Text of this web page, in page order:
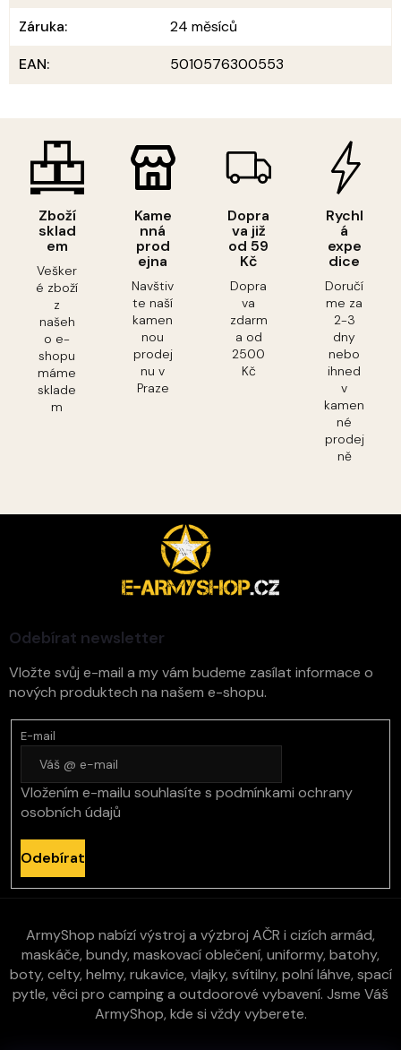
Zboží
sklad
em
Vešker
é zboží
z
našeh
o e-
shopu
máme
sklade
m
Kame
nná
prod
ejna
Navštiv
te naší
kamen
nou
prodej
nu v
Praze
Dopra
va již
od 59
Kč
Dopra
va
zdarm
a od
2500
Kč
Rychl
á
expe
dice
Doručí
me za
2-3
dny
nebo
ihned
v
kamen
né
prodej
ně
Záruka:
24 měsíců
EAN: 5010576300553
Odebírat newsletter
Vložte svůj e-mail a my vám budeme zasílat informace o
nových produktech na našem e-shopu.
E-mail
Vložením e-mailu souhlasíte s podmínkami ochrany
osobních údajů
Odebírat
ArmyShop nabízí výstroj a výzbroj AČR i cizích armád,
maskáče, bundy, maskovací oblečení, uniformy, batohy,
boty, celty, helmy, rukavice, vlajky, svítilny, polní láhve, spací
pytle, věci pro camping a outdoorové vybavení. Jsme Váš
ArmyShop, kde si vždy vyberete.